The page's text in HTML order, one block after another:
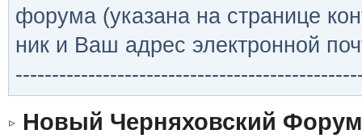
форума (указана на странице
ник и Ваш адрес электронной
Новый Черняховский Форум